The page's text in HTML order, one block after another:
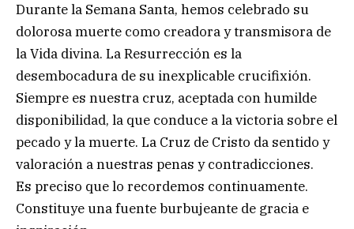
Durante la Semana Santa, hemos celebrado su
dolorosa muerte como creadora y transmisora de
la Vida divina. La Resurrección es la
desembocadura de su inexplicable crucifixión.
Siempre es nuestra cruz, aceptada con humilde
disponibilidad, la que conduce a la victoria sobre el
pecado y la muerte. La Cruz de Cristo da sentido y
valoración a nuestras penas y contradicciones.
Es preciso que lo recordemos continuamente.
Constituye una fuente burbujeante de gracia e